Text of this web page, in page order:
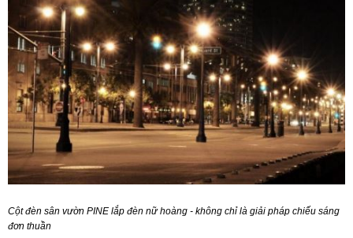
Cột đèn sân vườn PINE lắp đèn nữ hoàng - không chỉ là giải pháp chiếu sáng
đơn thuần